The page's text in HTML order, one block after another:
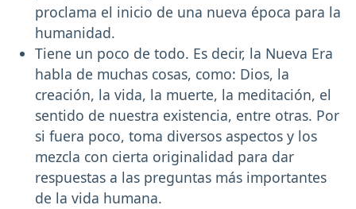
proclama el inicio de una nueva época para la
humanidad.
Tiene un poco de todo. Es decir, la Nueva Era
habla de muchas cosas, como: Dios, la
creación, la vida, la muerte, la meditación, el
sentido de nuestra existencia, entre otras. Por
si fuera poco, toma diversos aspectos y los
mezcla con cierta originalidad para dar
respuestas a las preguntas más importantes
de la vida humana.